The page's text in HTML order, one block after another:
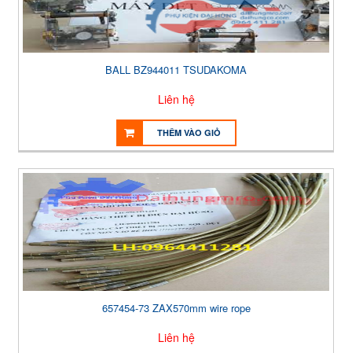
BALL BZ944011 TSUDAKOMA
Liên hệ
THÊM VÀO GIỎ
657454-73 ZAX570mm wire rope
Liên hệ